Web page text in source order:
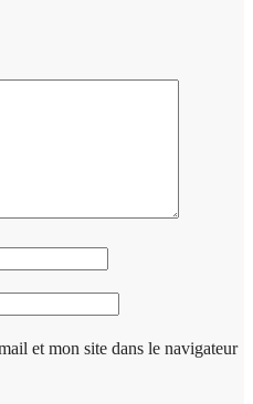
et mon site dans le navigateur